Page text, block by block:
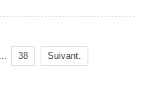
38 Suivant.